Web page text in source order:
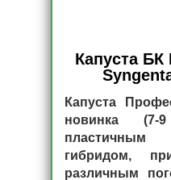
Капуста
Капуста
новинка (7-
гибридом,
различным